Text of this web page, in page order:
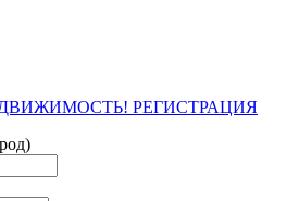
РЕГИСТРАЦИЯ